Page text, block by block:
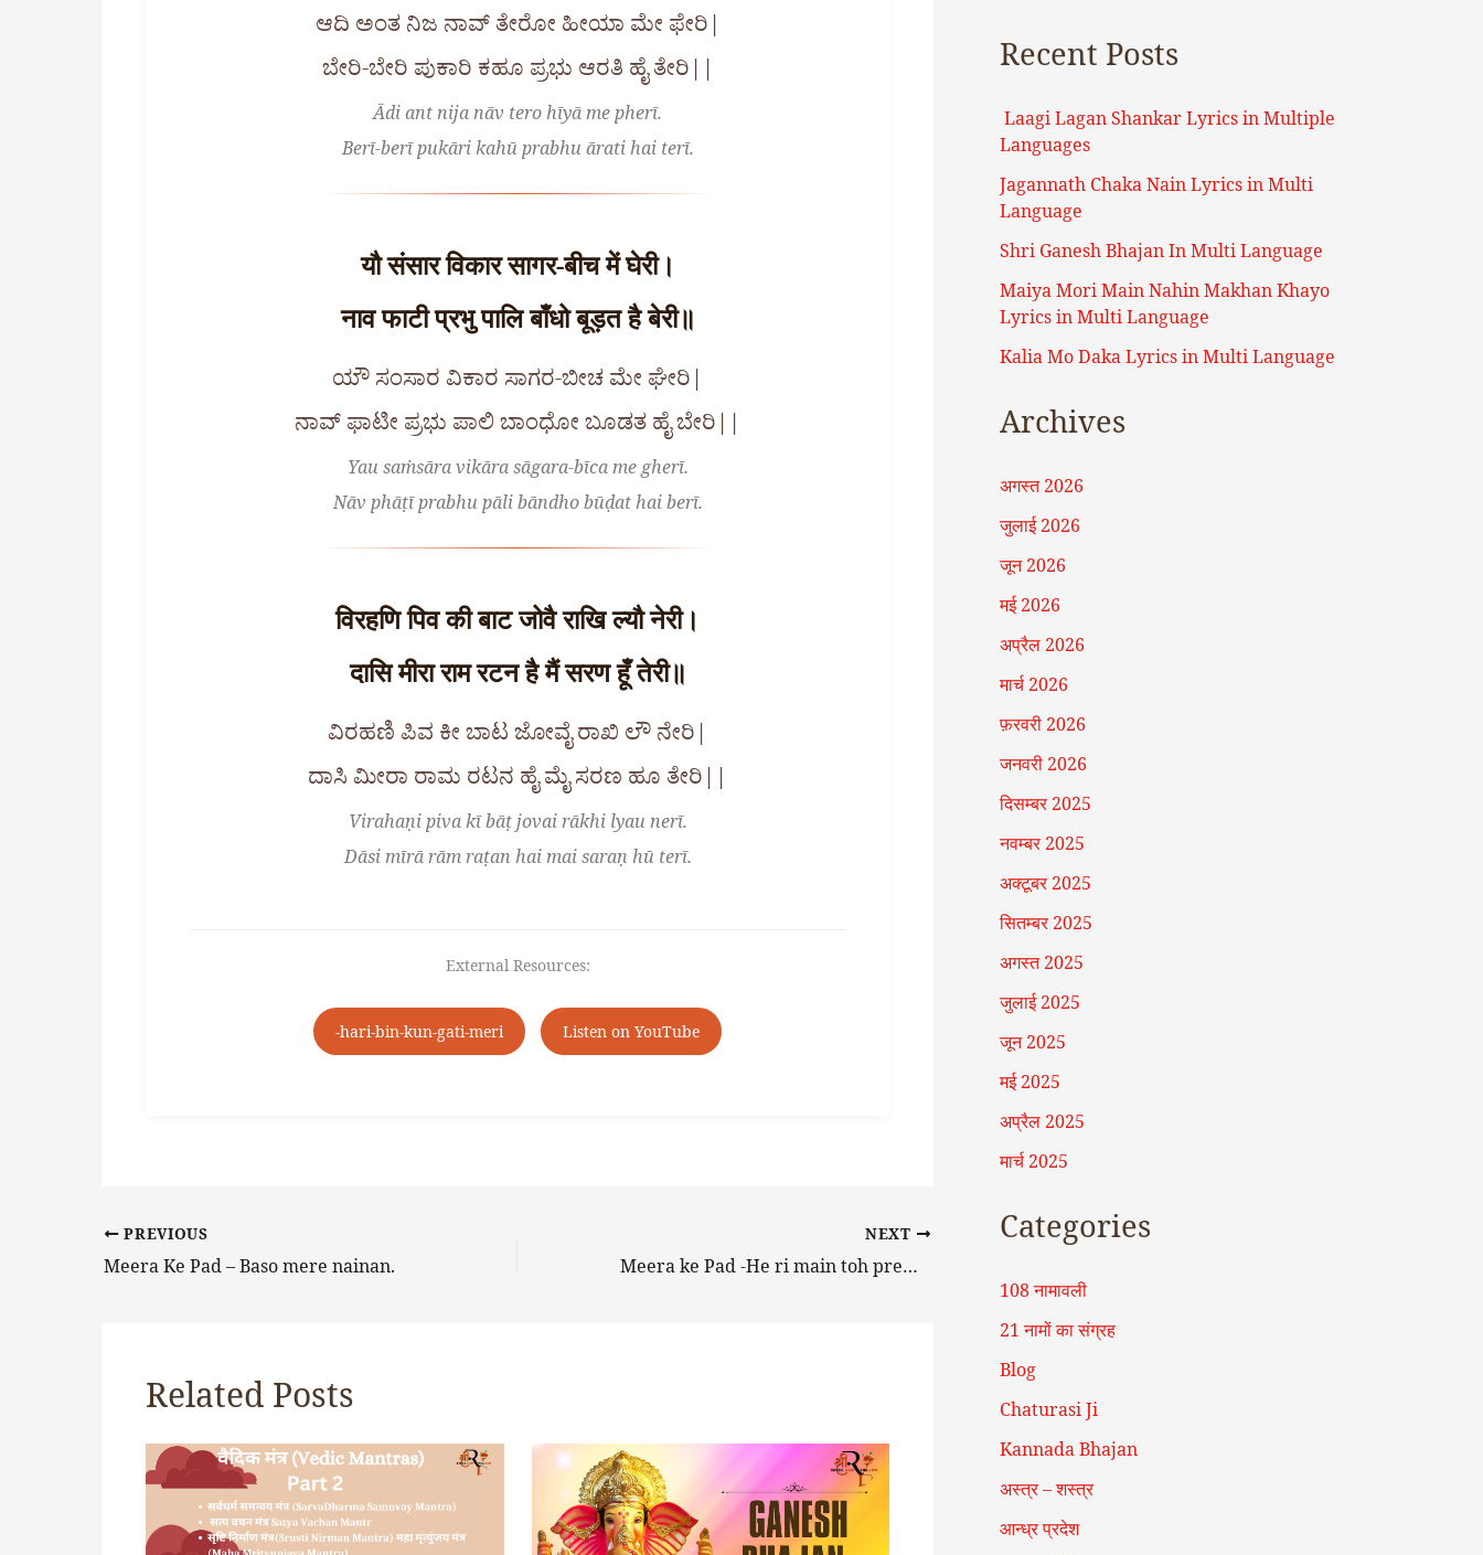
ಆದಿ ಅಂತ ನಿಜ ನಾವ್ ತೇರೋ ಹೀಯಾ ಮೇ ಫೇರಿ|
ಬೇರಿ-ಬೇರಿ ಪುಕಾರಿ ಕಹೂ ಪ್ರಭು ಆರತಿ ಹೈ ತೇರಿ||
Ādi ant nija nāv tero hīyā me pherī.
Berī-berī pukāri kahū prabhu ārati hai terī.
यौ संसार विकार सागर-बीच में घेरी।
नाव फाटी प्रभु पालि बाँधो बूड़त है बेरी॥
ಯೌ ಸಂಸಾರ ವಿಕಾರ ಸಾಗರ-ಬೀಚ ಮೇ ಘೇರಿ|
ನಾವ್ ಫಾಟೀ ಪ್ರಭು ಪಾಲಿ ಬಾಂಧೋ ಬೂಡತ ಹೈ ಬೇರಿ||
Yau saṁsāra vikāra sāgara-bīca me gherī.
Nāv phāṭī prabhu pāli bāndho būḍat hai berī.
विरहणि पिव की बाट जोवै राखि ल्यौ नेरी।
दासि मीरा राम रटन है मैं सरण हूँ तेरी॥
ವಿರಹಣಿ ಪಿವ ಕೀ ಬಾಟ ಜೋವೈ ರಾಖಿ ಲೌ ನೇರಿ|
ದಾಸಿ ಮೀರಾ ರಾಮ ರಟನ ಹೈ ಮೈ ಸರಣ ಹೂ ತೇರಿ||
Virahaṇi piva kī bāṭ jovai rākhi lyau nerī.
Dāsi mīrā rām raṭan hai mai saraṇ hū terī.
External Resources:
-hari-bin-kun-gati-meri Listen on YouTube
PREVIOUS
Meera Ke Pad – Baso mere nainan.
NEXT
Meera ke Pad -He ri main toh prem diwani
Related Posts
Recent Posts
Laagi Lagan Shankar Lyrics in Multiple
Languages
Jagannath Chaka Nain Lyrics in Multi
Language
Shri Ganesh Bhajan In Multi Language
Maiya Mori Main Nahin Makhan Khayo
Lyrics in Multi Language
Kalia Mo Daka Lyrics in Multi Language
Archives
अगस्त 2026
जुलाई 2026
जून 2026
मई 2026
अप्रैल 2026
मार्च 2026
फ़रवरी 2026
जनवरी 2026
दिसम्बर 2025
नवम्बर 2025
अक्टूबर 2025
सितम्बर 2025
अगस्त 2025
जुलाई 2025
जून 2025
मई 2025
अप्रैल 2025
मार्च 2025
Categories
108 नामावली
21 नामों का संग्रह
Blog
Chaturasi Ji
Kannada Bhajan
अस्त्र – शस्त्र
आन्ध्र प्रदेश